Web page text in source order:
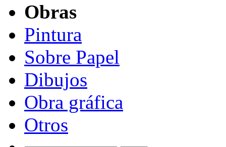
Obras
Pintura
Sobre Papel
Dibujos
Obra gráfica
Otros